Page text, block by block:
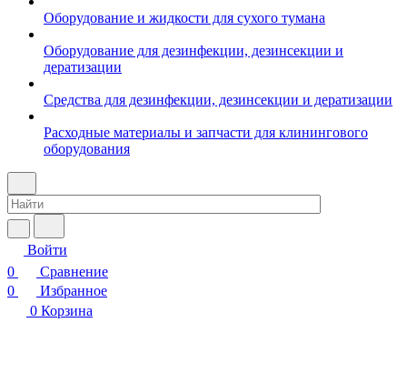
Оборудование и жидкости для сухого тумана
Оборудование для дезинфекции, дезинсекции и
дератизации
Средства для дезинфекции, дезинсекции и дератизации
Расходные материалы и запчасти для клинингового
оборудования
Войти
0
Сравнение
0
Избранное
0 Корзина